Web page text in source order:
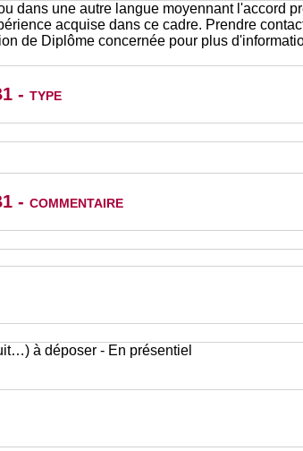
dans une autre langue moyennant l'accord
acquise dans ce cadre. Prendre
de Diplôme concernée pour plus
- type
- commentaire
à déposer - En présentiel